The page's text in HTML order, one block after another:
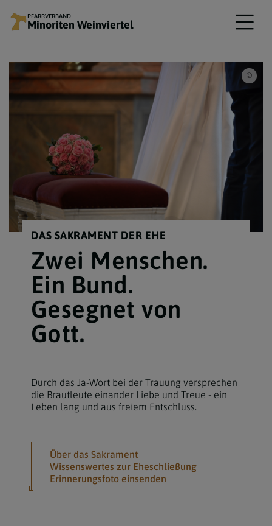
PFARRVERBAND
Minoriten Weinviertel
DAS SAKRAMENT DER EHE
Zwei Menschen.
Ein Bund.
Gesegnet von
Gott.
Durch das Ja-Wort bei der Trauung versprechen
die Brautleute einander Liebe und Treue - ein
Leben lang und aus freiem Entschluss.
Über das Sakrament
Wissenswertes zur Eheschließung
Erinnerungsfoto einsenden